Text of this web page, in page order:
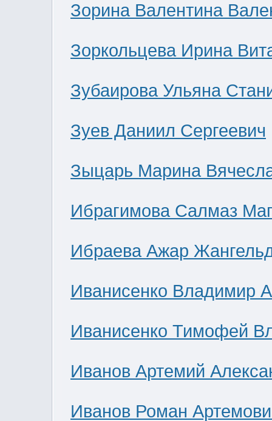
Зорина Валентина
Зоркольцева Ирина
Зубаирова Ульяна
Зуев Даниил Сергеевич
Зыцарь Марина
Ибрагимова Салмаз
Ибраева Ажар
Иванисенко Владимир
Иванисенко Тимофей
Иванов Артемий
Иванов Роман